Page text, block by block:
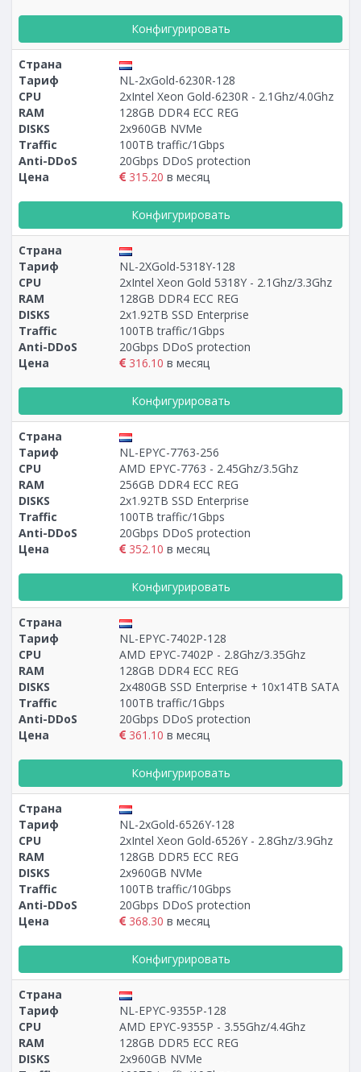
Конфигурировать
Страна
Тариф
NL-2xGold-6230R-128
CPU
2xIntel Xeon Gold-6230R - 2.1Ghz/4.0Ghz
RAM
128GB DDR4 ECC REG
DISKS
2x960GB NVMe
Traffic
100TB traffic/1Gbps
Anti-DDoS
20Gbps DDoS protection
Цена
315.20 в месяц
Конфигурировать
Страна
Тариф
NL-2ХGold-5318Y-128
CPU
2xIntel Xeon Gold 5318Y - 2.1Ghz/3.3Ghz
RAM
128GB DDR4 ECC REG
DISKS
2x1.92TB SSD Enterprise
Traffic
100TB traffic/1Gbps
Anti-DDoS
20Gbps DDoS protection
Цена
316.10 в месяц
Конфигурировать
Страна
Тариф
NL-EPYC-7763-256
CPU
AMD EPYC-7763 - 2.45Ghz/3.5Ghz
RAM
256GB DDR4 ECC REG
DISKS
2x1.92TB SSD Enterprise
Traffic
100TB traffic/1Gbps
Anti-DDoS
20Gbps DDoS protection
Цена
352.10 в месяц
Конфигурировать
Страна
Тариф
NL-EPYC-7402P-128
CPU
AMD EPYC-7402P - 2.8Ghz/3.35Ghz
RAM
128GB DDR4 ECC REG
DISKS
2х480GB SSD Enterprise + 10х14TB SATA
Traffic
100TB traffic/1Gbps
Anti-DDoS
20Gbps DDoS protection
Цена
361.10 в месяц
Конфигурировать
Страна
Тариф
NL-2xGold-6526Y-128
CPU
2xIntel Xeon Gold-6526Y - 2.8Ghz/3.9Ghz
RAM
128GB DDR5 ECC REG
DISKS
2x960GB NVMe
Traffic
100TB traffic/10Gbps
Anti-DDoS
20Gbps DDoS protection
Цена
368.30 в месяц
Конфигурировать
Страна
Тариф
NL-EPYC-9355P-128
CPU
AMD EPYC-9355P - 3.55Ghz/4.4Ghz
RAM
128GB DDR5 ECC REG
DISKS
2x960GB NVMe